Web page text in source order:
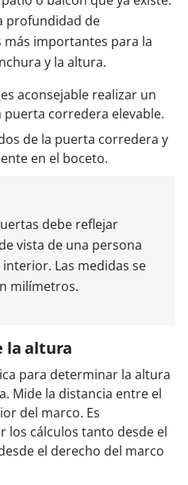
profundidad de
importantes para la
y la altura.
aconsejable realizar un
corredera elevable.
de la puerta corredera y
en el boceto.
debe reflejar
vista de una persona
Las medidas se
milímetros.
la altura
para determinar la altura
Mide la distancia entre el
del marco. Es
los cálculos tanto desde el
el derecho del marco